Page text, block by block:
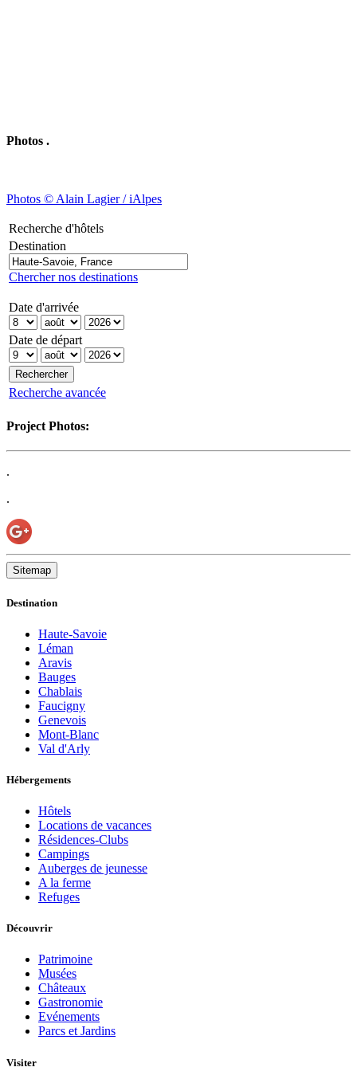
Photos .
Photos © Alain Lagier / iAlpes
Recherche d'hôtels
Destination
Chercher nos destinations
Date d'arrivée
Date de départ
Recherche avancée
Project Photos:
.
.
Sitemap
Destination
Haute-Savoie
Léman
Aravis
Bauges
Chablais
Faucigny
Genevois
Mont-Blanc
Val d'Arly
Hébergements
Hôtels
Locations de vacances
Résidences-Clubs
Campings
Auberges de jeunesse
A la ferme
Refuges
Découvrir
Patrimoine
Musées
Châteaux
Gastronomie
Evénements
Parcs et Jardins
Visiter